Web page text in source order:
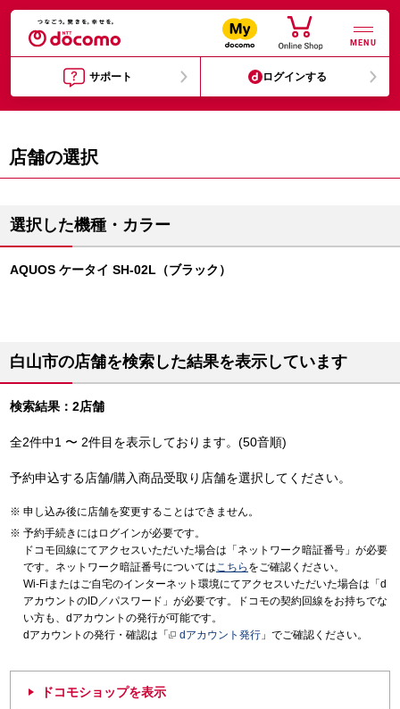
MENU
サポート ログインする
店舗の選択
選択した機種・カラー
AQUOS ケータイ SH-02L（ブラック）
白山市の店舗を検索した結果を表示しています
検索結果：2店舗
全2件中1 〜 2件目を表示しております。(50音順)
予約申込する店舗/購入商品受取り店舗を選択してください。
申し込み後に店舗を変更することはできません。
予約手続きにはログインが必要です。
ドコモ回線にてアクセスいただいた場合は「ネットワーク暗証番号」が必要
です。ネットワーク暗証番号についてはこちら をご確認ください。
Wi-Fiまたはご自宅のインターネット環境にてアクセスいただいた場合は「d
アカウントのID／パスワード」が必要です。ドコモの契約回線をお持ちでな
い方も、dアカウントの発行が可能です。
dアカウントの発行・確認は「
dアカウント発行 」でご確認ください。
ドコモショップを表示